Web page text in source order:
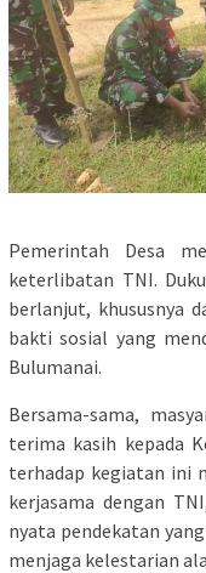
Pemerintah Desa
keterlibatan TNI.
berlanjut, khususnya
bakti sosial yang
Bulumanai.
Bersama-sama,
terima kasih kepada
terhadap kegiatan ini
kerjasama dengan
nyata pendekatan
menjaga kelestarian